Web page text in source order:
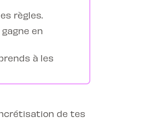
règles.
en
à les
de tes